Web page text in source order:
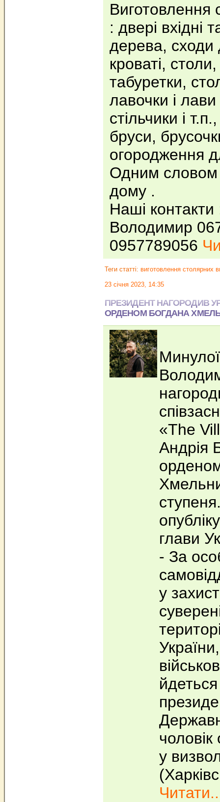
Виготовлення
: двері вхідні
дерева, сходи
кроваті,
табуретки,
лавочки і лави
стільчики і
бруси,
огородження
Одним словом
дому .
Наші
Володимир
0957789056
Теги статті: виготовлення столярних
23 січня 2023, 14:35
ПРЕЗИДЕНТ НАГОРОДИВ
ОРДЕНОМ БОГДАНА
«The
Андрія
глави
- За
у
йдеться
у